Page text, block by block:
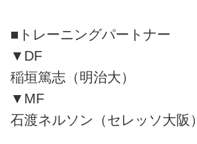
■トレーニングパートナー
▼DF
稲垣篤志（明治大）
▼MF
石渡ネルソン（セレッソ大阪）